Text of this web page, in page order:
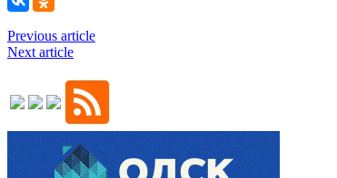
Previous article
Next article